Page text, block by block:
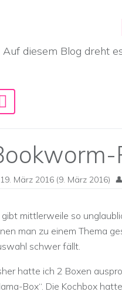
Auf diesem Blog dreht
Navigation
19. März 2016 (9. März 2016)
gibt mittlerweile so
man zu einem Thema
schwer fällt.
hatte ich 2 Boxen
Box“. Die Kochbox